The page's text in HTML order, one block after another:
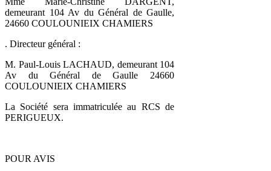
demeurant 104 Av du Général de Gaulle,
24660 COULOUNIEIX CHAMIERS
. Directeur général :
M. Paul-Louis LACHAUD, demeurant 104
Av du Général de Gaulle 24660
COULOUNIEIX CHAMIERS
La Société sera immatriculée au RCS de
PERIGUEUX.
POUR AVIS